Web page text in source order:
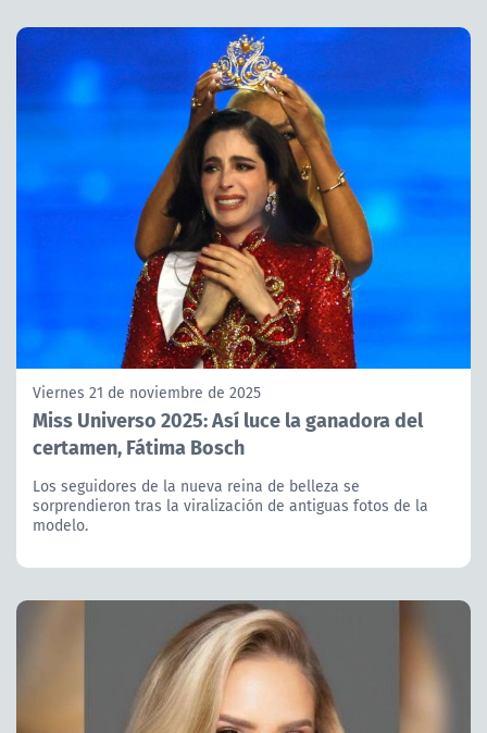
Viernes 21 de noviembre de 2025
Miss Universo 2025: Así luce la ganadora del
certamen, Fátima Bosch
Los seguidores de la nueva reina de belleza se
sorprendieron tras la viralización de antiguas fotos de la
modelo.